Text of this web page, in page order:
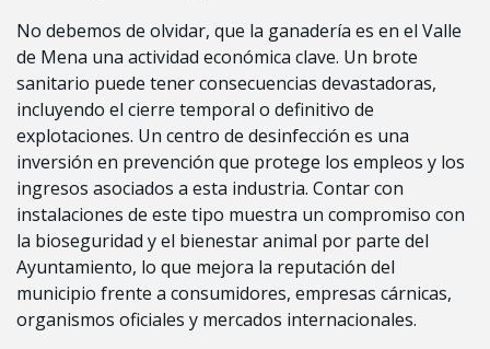
No debemos de olvidar, que la ganadería es en el Valle
de Mena una actividad económica clave. Un brote
sanitario puede tener consecuencias devastadoras,
incluyendo el cierre temporal o definitivo de
explotaciones. Un centro de desinfección es una
inversión en prevención que protege los empleos y los
ingresos asociados a esta industria. Contar con
instalaciones de este tipo muestra un compromiso con
la bioseguridad y el bienestar animal por parte del
Ayuntamiento, lo que mejora la reputación del
municipio frente a consumidores, empresas cárnicas,
organismos oficiales y mercados internacionales.